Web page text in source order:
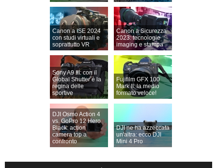
Canon a ISE 2024
con studi virtuali e
soprattutto VR
Canon a Sicurezza
2023: tecnologie
imaging e stampa
Sony A9 III: con il
Global Shutter è la
regina delle
sportive
Fujifilm GFX 100
Mark II: la medio
formato veloce!
DJI Osmo Action 4
vs. GoPro 12 Hero
Black: action
camera top a
confronto
DJI ne ha azzeccata
un'altra: ecco DJI
Mini 4 Pro